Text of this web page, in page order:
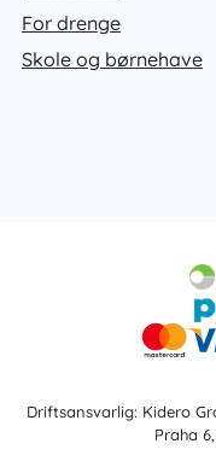
For drenge
Skole og børnehave
Driftsansvarlig: Kidero
Praha